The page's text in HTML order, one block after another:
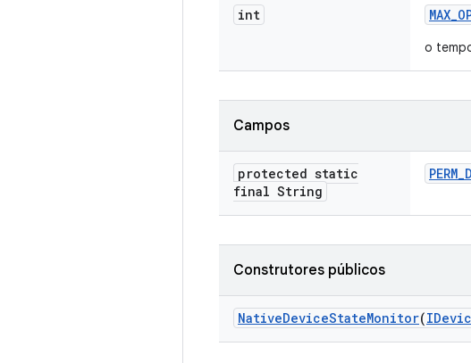
int MAX_
o
Campos
protected static
final String
PERM_
Construtores públicos
NativeDeviceStateMonitor(